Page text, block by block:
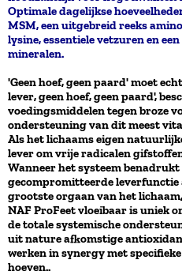
Optimale dagelijkse
MSM, een uitgebreid reeks
lysine, essentiele vetzuren en
mineralen.
'Geen hoef, geen paard' moet
lever, geen hoef, geen paard',
voedingsmiddelen tegen broze
ondersteuning van dit meest
Als het lichaams eigen
lever om vrije radicalen
Wanneer het systeem
gecompromitteerde leverfunctie
grootste orgaan van het
NAF ProFeet vloeibaar is uniek
de totale systemische
uit nature afkomstige
werken in synergy met
hoeven..